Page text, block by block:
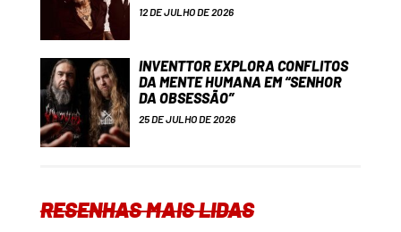
12 DE JULHO DE 2026
INVENTTOR EXPLORA CONFLITOS
DA MENTE HUMANA EM “SENHOR
DA OBSESSÃO”
25 DE JULHO DE 2026
RESENHAS MAIS LIDAS